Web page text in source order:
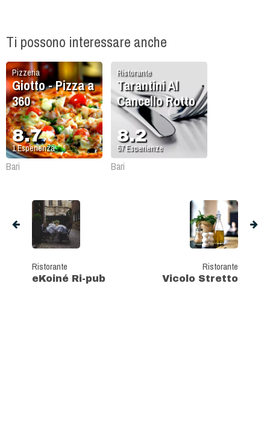
Ti possono interessare anche
Pizzeria
Giotto - Pizza a
360
8.7
1Esperienza
Bari
Ristorante
Tarantini Al
Cancello Rotto
8.2
57Esperienze
Bari
Ristorante
eKoiné Ri-pub
Ristorante
Vicolo Stretto